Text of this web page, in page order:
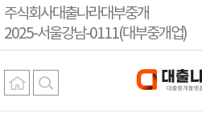
주식회사대출나라대부중개
2025-서울강남-0111(대부중개업)